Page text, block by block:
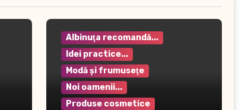
Albinuţa recomandă...
Idei practice...
Modă şi frumuseţe
Noi oamenii...
Produse cosmetice